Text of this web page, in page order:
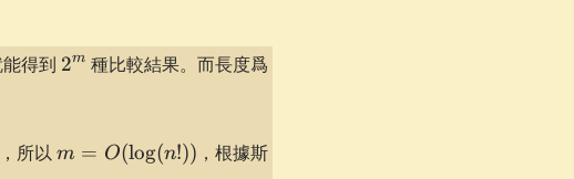
得到 2^m
2m 種比較結果。而長度爲
，所以 m =
O(\log(n!))
m = O(log(n!)) ，根據斯